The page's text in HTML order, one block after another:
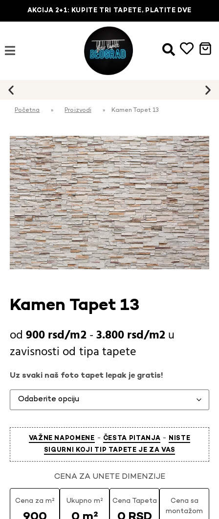
AKCIJA 2+1: KUPITE TRI TAPETE, PLATITE DVE
Početna » Proizvodi » Kamen Tapet 13
Kamen Tapet 13
900rsd -3.800rsd
u
zavisnosti od tipa tapete
Uz svaki naš foto tapet lepak je gratis!
VAŽNE NAPOMENE - ČESTA PITANJA - NISTE
SIGURNI KOJI TIP TAPETE JE ZA VAS
CENA ZA UNETE DIMENZIJE
Cena za m² Ukupno m² Cena Tapeta
Cena sa
montažom